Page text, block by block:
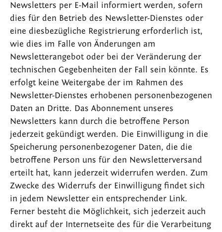
Newsletters per E-Mail informiert werden, sofern
dies für den Betrieb des Newsletter-Dienstes oder
eine diesbezügliche Registrierung erforderlich ist,
wie dies im Falle von Änderungen am
Newsletterangebot oder bei der Veränderung der
technischen Gegebenheiten der Fall sein könnte. Es
erfolgt keine Weitergabe der im Rahmen des
Newsletter-Dienstes erhobenen personenbezogenen
Daten an Dritte. Das Abonnement unseres
Newsletters kann durch die betroffene Person
jederzeit gekündigt werden. Die Einwilligung in die
Speicherung personenbezogener Daten, die die
betroffene Person uns für den Newsletterversand
erteilt hat, kann jederzeit widerrufen werden. Zum
Zwecke des Widerrufs der Einwilligung findet sich
in jedem Newsletter ein entsprechender Link.
Ferner besteht die Möglichkeit, sich jederzeit auch
direkt auf der Internetseite des für die Verarbeitung